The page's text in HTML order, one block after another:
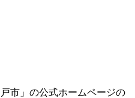
市」の公式ホームページの